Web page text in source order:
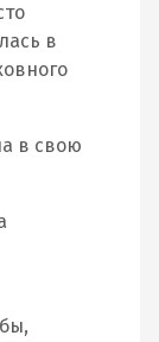
в
в свою